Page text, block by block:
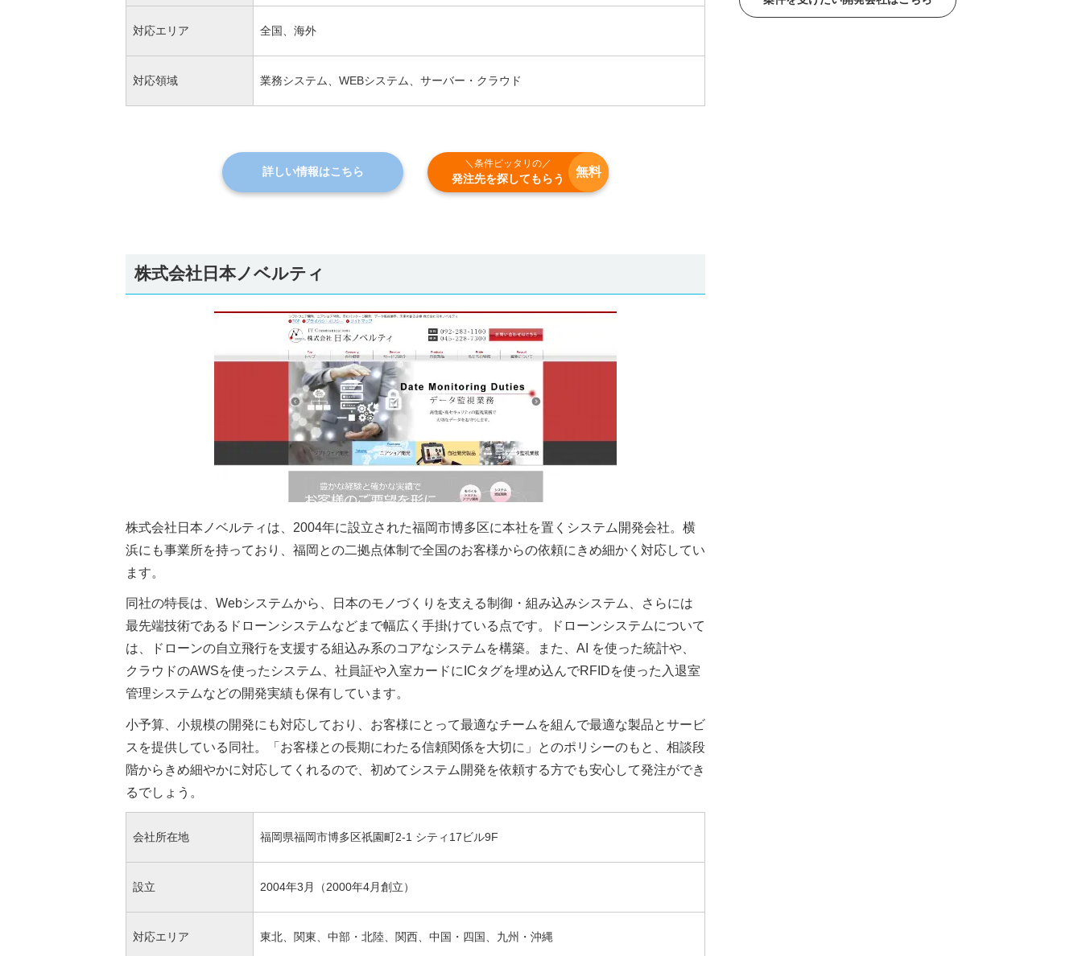
対応エリア 全国、海外
対応領域 業務システム、WEBシステム、サーバー・クラウド
詳しい情報はこちら
＼条件ピッタリの／
発注先を探してもらう
無料
株式会社日本ノベルティ
株式会社日本ノベルティは、2004年に設立された福岡市博多区に本社を置くシステム開発会社。横
浜にも事業所を持っており、福岡との二拠点体制で全国のお客様からの依頼にきめ細かく対応してい
ます。
同社の特長は、Webシステムから、日本のモノづくりを支える制御・組み込みシステム、さらには
最先端技術であるドローンシステムなどまで幅広く手掛けている点です。ドローンシステムについて
は、ドローンの自立飛行を支援する組込み系のコアなシステムを構築。また、AI を使った統計や、
クラウドのAWSを使ったシステム、社員証や入室カードにICタグを埋め込んでRFIDを使った入退室
管理システムなどの開発実績も保有しています。
小予算、小規模の開発にも対応しており、お客様にとって最適なチームを組んで最適な製品とサービ
スを提供している同社。「お客様との長期にわたる信頼関係を大切に」とのポリシーのもと、相談段
階からきめ細やかに対応してくれるので、初めてシステム開発を依頼する方でも安心して発注ができ
るでしょう。
会社所在地 福岡県福岡市博多区祇園町2-1 シティ17ビル9F
設立 2004年3月（2000年4月創立）
対応エリア 東北、関東、中部・北陸、関西、中国・四国、九州・沖縄